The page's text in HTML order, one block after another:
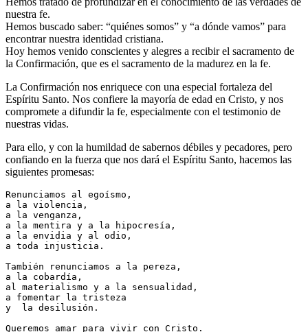
nuestra fe.
Hemos buscado saber: “quiénes somos” y “a dónde vamos” para
encontrar nuestra identidad cristiana.
Hoy hemos venido conscientes y alegres a recibir el sacramento de
la Confirmación, que es el sacramento de la madurez en la fe.
La Confirmación nos enriquece con una especial fortaleza del
Espíritu Santo. Nos confiere la mayoría de edad en Cristo, y nos
compromete a difundir la fe, especialmente con el testimonio de
nuestras vidas.
Para ello, y con la humildad de sabernos débiles y pecadores, pero
confiando en la fuerza que nos dará el Espíritu Santo, hacemos las
siguientes promesas:
Renunciamos al egoísmo,
a la violencia,
a la venganza,
a la mentira y a la hipocresía,
a la envidia y al odio,
a toda injusticia.
También renunciamos a la pereza,
a la cobardía,
al materialismo y a la sensualidad,
a fomentar la tristeza
y  la desilusión.
Queremos amar para vivir con Cristo.